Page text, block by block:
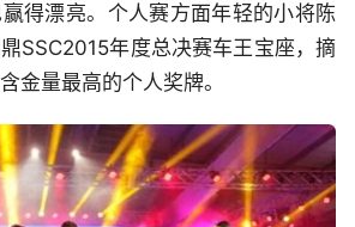
得漂亮。个人赛方面年轻的小将陈
SSC2015年度总决赛车王宝座，摘
金量最高的个人奖牌。